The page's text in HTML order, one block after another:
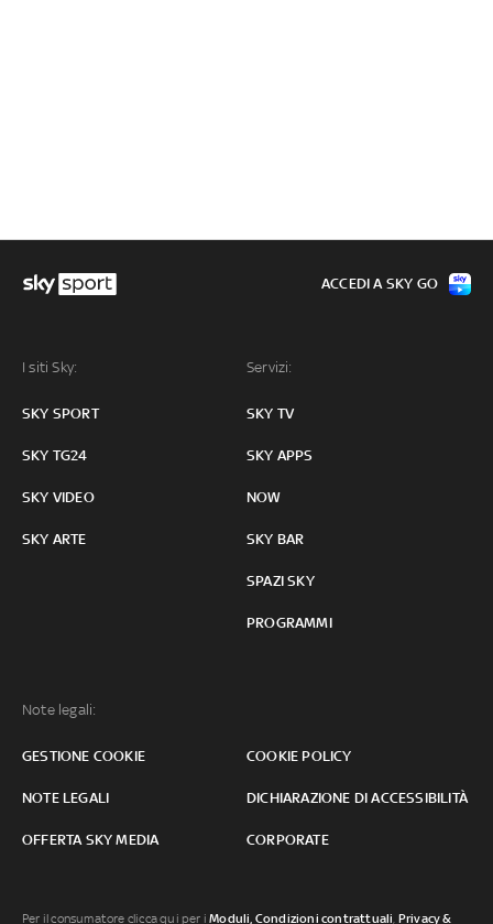
I siti Sky:
SKY SPORT
SKY TG24
SKY VIDEO
SKY ARTE
Servizi:
SKY TV
SKY APPS
NOW
SKY BAR
SPAZI SKY
PROGRAMMI
Note legali:
GESTIONE COOKIE COOKIE POLICY
NOTE LEGALI DICHIARAZIONE DI ACCESSIBILITÀ
OFFERTA SKY MEDIA CORPORATE
ACCEDI A SKY GO
Per il consumatore clicca qui per iModuli, Condizioni contrattuali, Privacy &